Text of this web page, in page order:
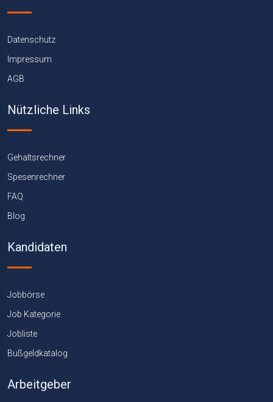
Datenschutz
Impressum
AGB
Nützliche Links
Gehaltsrechner
Spesenrechner
FAQ
Blog
Kandidaten
Jobbörse
Job Kategorie
Jobliste
Bußgeldkatalog
Arbeitgeber